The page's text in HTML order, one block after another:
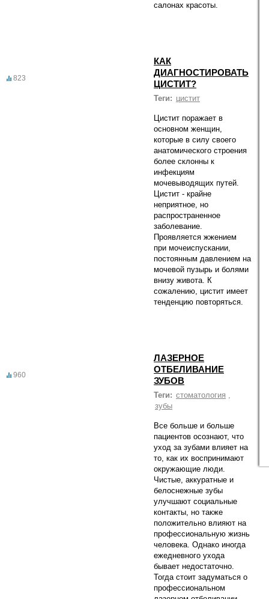
салонах красоты.
823
КАК
ДИАГНОСТИРОВАТЬ
ЦИСТИТ?
Теги: цистит
Цистит поражает в
основном женщин,
которые в силу своего
анатомического строения
более склонны к
инфекциям
мочевыводящих путей.
Цистит - крайне
неприятное, но
распространенное
заболевание.
Проявляется жжением
при мочеиспускании,
постоянным давлением на
мочевой пузырь и болями
внизу живота. К
сожалению, цистит имеет
тенденцию повторяться.
960
ЛАЗЕРНОЕ
ОТБЕЛИВАНИЕ
ЗУБОВ
Теги: стоматология ,
зубы
Все больше и больше
пациентов осознают, что
уход за зубами влияет на
то, как их воспринимают
окружающие люди.
Чистые, аккуратные и
белоснежные зубы
улучшают социальные
контакты, но также
положительно влияют на
профессиональную жизнь
человека. Однако иногда
ежедневного ухода
бывает недостаточно.
Тогда стоит задуматься о
профессиональном